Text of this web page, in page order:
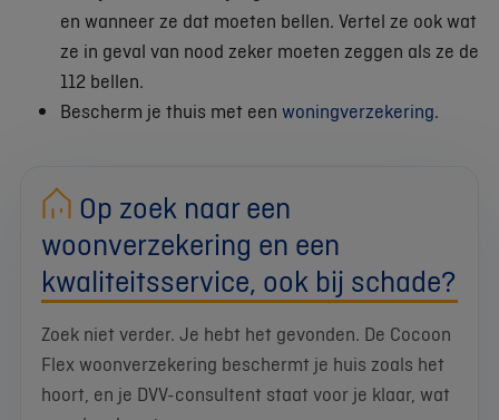
en wanneer ze dat moeten bellen. Vertel ze ook wat
ze in geval van nood zeker moeten zeggen als ze de
112 bellen.
Bescherm je thuis met een woningverzekering.
Op zoek naar een
woonverzekering en een
kwaliteitsservice, ook bij schade?
Zoek niet verder. Je hebt het gevonden. De Cocoon
Flex woonverzekering beschermt je huis zoals het
hoort, en je DVV-consultent staat voor je klaar, wat